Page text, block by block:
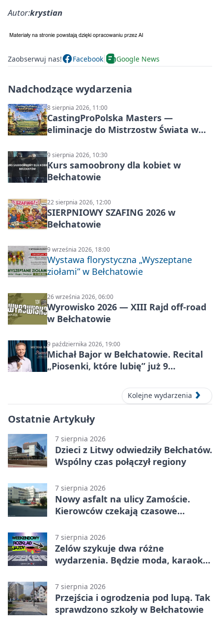
Autor:krystian
Zaobserwuj nas! Facebook Google News
Nadchodzące wydarzenia
8 sierpnia 2026, 11:00
CastingProPolska Masters —
eliminacje do Mistrzostw Świata w
9 sierpnia 2026, 10:30
Kurs samoobrony dla kobiet w
Bełchatowie
22 sierpnia 2026, 12:00
SIERPNIOWY SZAFING 2026 w
Bełchatowie
9 września 2026, 18:00
Wystawa florystyczna „Wyszeptane
ziołami” w Bełchatowie
26 września 2026, 06:00
Wyrowisko 2026 — XIII Rajd off‑road
w Bełchatowie
9 października 2026, 19:00
Michał Bajor w Bełchatowie. Recital
„Piosenki, które lubię” już 9
Kolejne wydarzenia
Ostatnie Artykuły
7 sierpnia 2026
Dzieci z Litwy odwiedziły Bełchatów.
Wspólny czas połączył regiony
7 sierpnia 2026
Nowy asfalt na ulicy Zamoście.
Kierowców czekają czasowe
7 sierpnia 2026
Zelów szykuje dwa różne
wydarzenia. Będzie moda, karaoke
7 sierpnia 2026
Przejścia i ogrodzenia pod lupą. Tak
sprawdzono szkoły w Bełchatowie